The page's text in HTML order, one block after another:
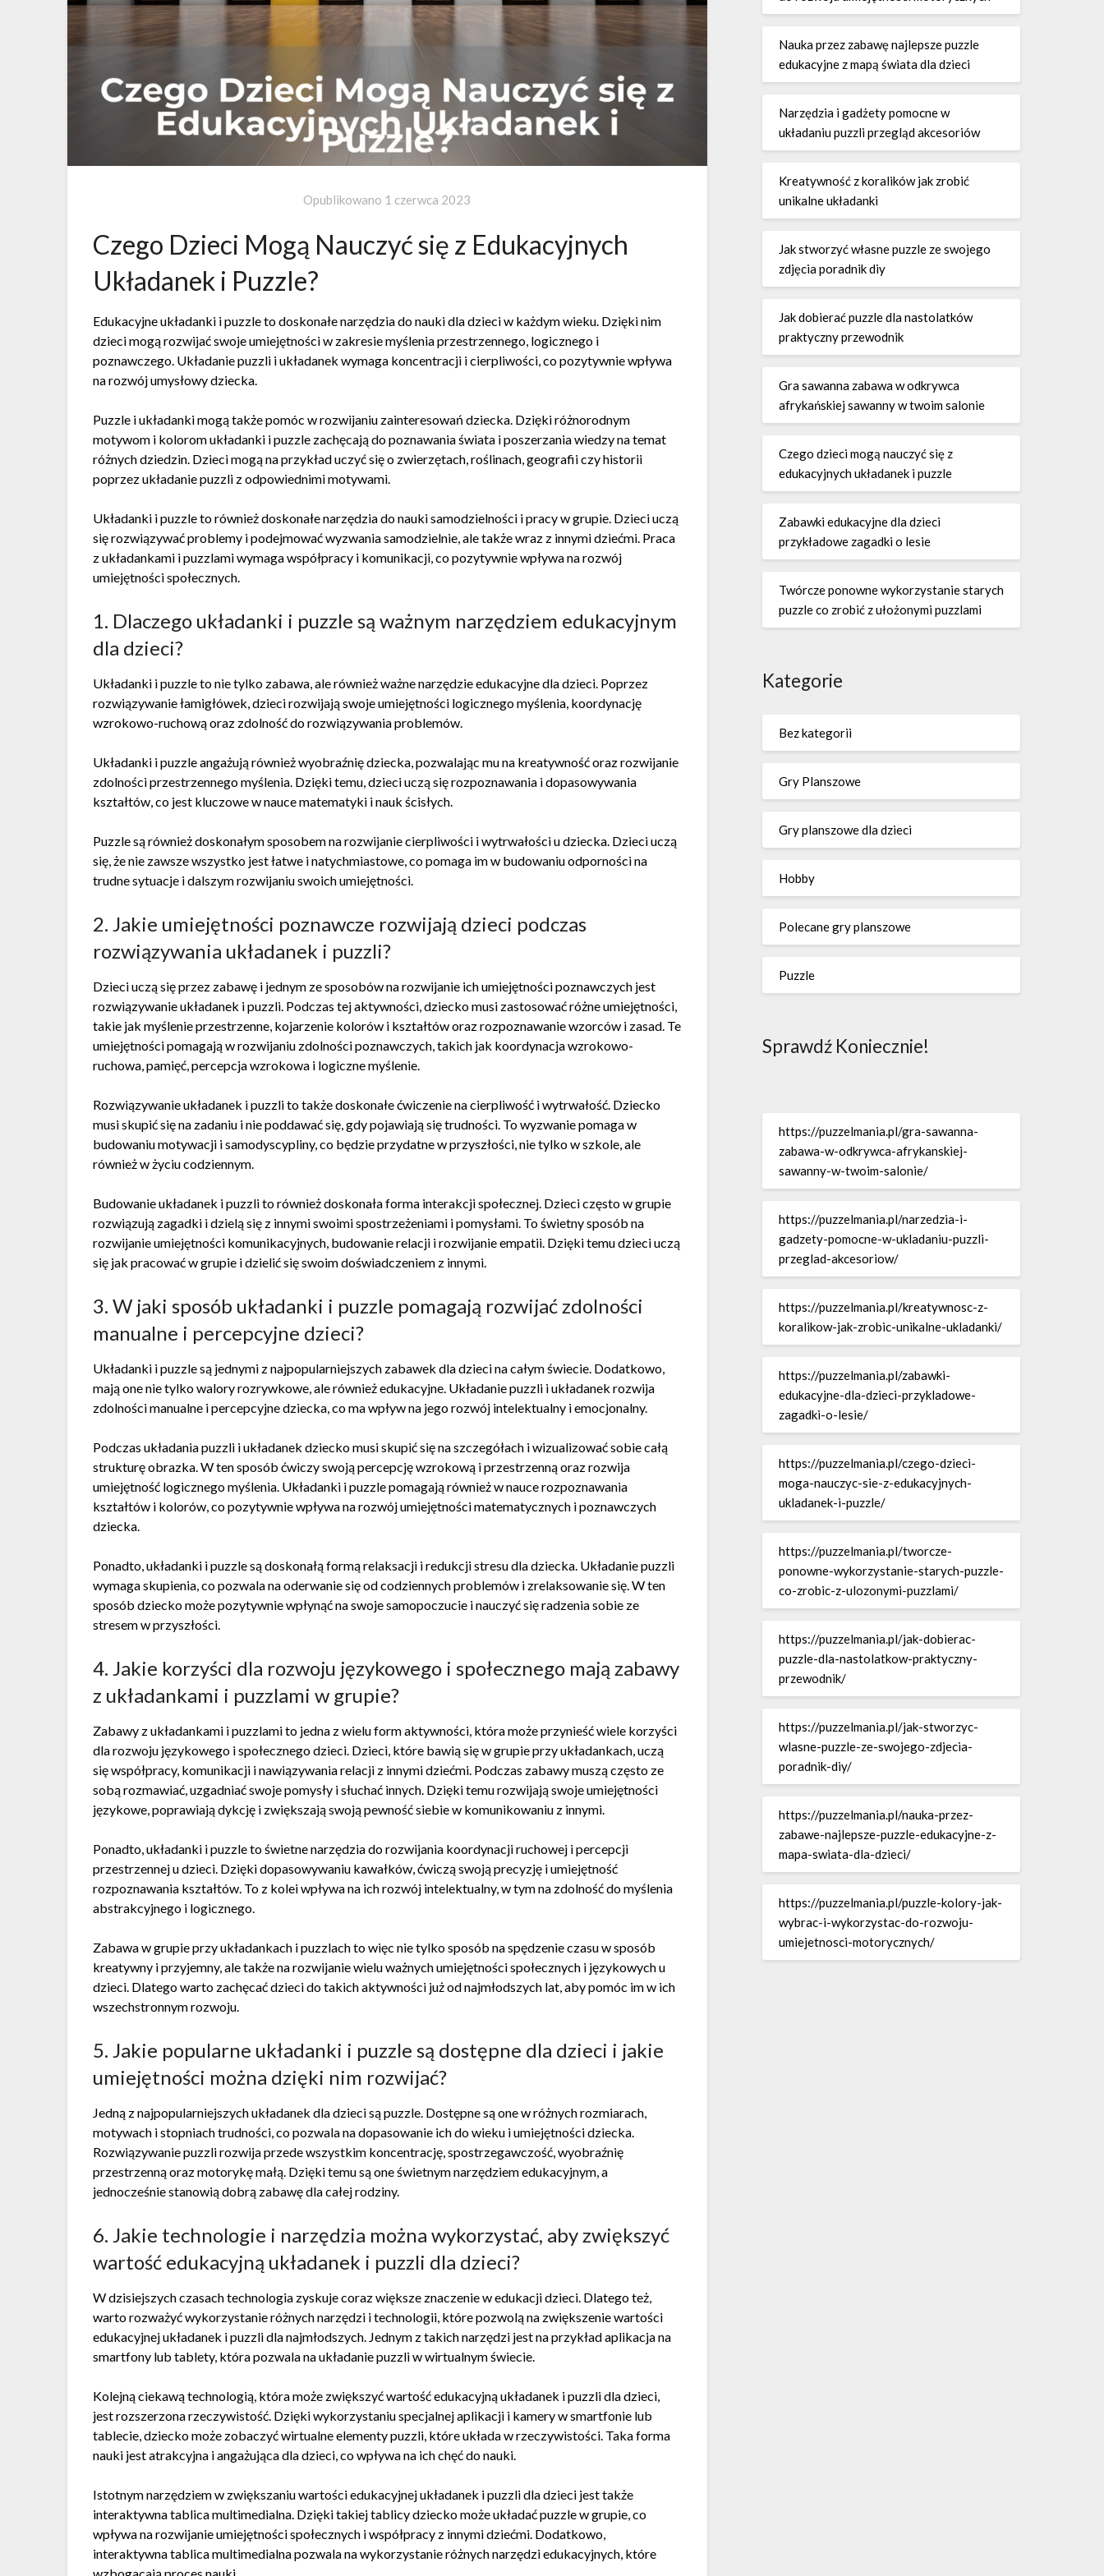
Opublikowano 1 czerwca 2023
Czego Dzieci Mogą Nauczyć się z Edukacyjnych
Układanek i Puzzle?
Edukacyjne układanki i puzzle to doskonałe narzędzia do nauki dla dzieci w każdym wieku. Dzięki nim
dzieci mogą rozwijać swoje umiejętności w zakresie myślenia przestrzennego, logicznego i
poznawczego. Układanie puzzli i układanek wymaga koncentracji i cierpliwości, co pozytywnie wpływa
na rozwój umysłowy dziecka.
Puzzle i układanki mogą także pomóc w rozwijaniu zainteresowań dziecka. Dzięki różnorodnym
motywom i kolorom układanki i puzzle zachęcają do poznawania świata i poszerzania wiedzy na temat
różnych dziedzin. Dzieci mogą na przykład uczyć się o zwierzętach, roślinach, geografii czy historii
poprzez układanie puzzli z odpowiednimi motywami.
Układanki i puzzle to również doskonałe narzędzia do nauki samodzielności i pracy w grupie. Dzieci uczą
się rozwiązywać problemy i podejmować wyzwania samodzielnie, ale także wraz z innymi dziećmi. Praca
z układankami i puzzlami wymaga współpracy i komunikacji, co pozytywnie wpływa na rozwój
umiejętności społecznych.
1. Dlaczego układanki i puzzle są ważnym narzędziem edukacyjnym
dla dzieci?
Układanki i puzzle to nie tylko zabawa, ale również ważne narzędzie edukacyjne dla dzieci. Poprzez
rozwiązywanie łamigłówek, dzieci rozwijają swoje umiejętności logicznego myślenia, koordynację
wzrokowo-ruchową oraz zdolność do rozwiązywania problemów.
Układanki i puzzle angażują również wyobraźnię dziecka, pozwalając mu na kreatywność oraz rozwijanie
zdolności przestrzennego myślenia. Dzięki temu, dzieci uczą się rozpoznawania i dopasowywania
kształtów, co jest kluczowe w nauce matematyki i nauk ścisłych.
Puzzle są również doskonałym sposobem na rozwijanie cierpliwości i wytrwałości u dziecka. Dzieci uczą
się, że nie zawsze wszystko jest łatwe i natychmiastowe, co pomaga im w budowaniu odporności na
trudne sytuacje i dalszym rozwijaniu swoich umiejętności.
2. Jakie umiejętności poznawcze rozwijają dzieci podczas
rozwiązywania układanek i puzzli?
Dzieci uczą się przez zabawę i jednym ze sposobów na rozwijanie ich umiejętności poznawczych jest
rozwiązywanie układanek i puzzli. Podczas tej aktywności, dziecko musi zastosować różne umiejętności,
takie jak myślenie przestrzenne, kojarzenie kolorów i kształtów oraz rozpoznawanie wzorców i zasad. Te
umiejętności pomagają w rozwijaniu zdolności poznawczych, takich jak koordynacja wzrokowo-
ruchowa, pamięć, percepcja wzrokowa i logiczne myślenie.
Rozwiązywanie układanek i puzzli to także doskonałe ćwiczenie na cierpliwość i wytrwałość. Dziecko
musi skupić się na zadaniu i nie poddawać się, gdy pojawiają się trudności. To wyzwanie pomaga w
budowaniu motywacji i samodyscypliny, co będzie przydatne w przyszłości, nie tylko w szkole, ale
również w życiu codziennym.
Budowanie układanek i puzzli to również doskonała forma interakcji społecznej. Dzieci często w grupie
rozwiązują zagadki i dzielą się z innymi swoimi spostrzeżeniami i pomysłami. To świetny sposób na
rozwijanie umiejętności komunikacyjnych, budowanie relacji i rozwijanie empatii. Dzięki temu dzieci uczą
się jak pracować w grupie i dzielić się swoim doświadczeniem z innymi.
3. W jaki sposób układanki i puzzle pomagają rozwijać zdolności
manualne i percepcyjne dzieci?
Układanki i puzzle są jednymi z najpopularniejszych zabawek dla dzieci na całym świecie. Dodatkowo,
mają one nie tylko walory rozrywkowe, ale również edukacyjne. Układanie puzzli i układanek rozwija
zdolności manualne i percepcyjne dziecka, co ma wpływ na jego rozwój intelektualny i emocjonalny.
Podczas układania puzzli i układanek dziecko musi skupić się na szczegółach i wizualizować sobie całą
strukturę obrazka. W ten sposób ćwiczy swoją percepcję wzrokową i przestrzenną oraz rozwija
umiejętność logicznego myślenia. Układanki i puzzle pomagają również w nauce rozpoznawania
kształtów i kolorów, co pozytywnie wpływa na rozwój umiejętności matematycznych i poznawczych
dziecka.
Ponadto, układanki i puzzle są doskonałą formą relaksacji i redukcji stresu dla dziecka. Układanie puzzli
wymaga skupienia, co pozwala na oderwanie się od codziennych problemów i zrelaksowanie się. W ten
sposób dziecko może pozytywnie wpłynąć na swoje samopoczucie i nauczyć się radzenia sobie ze
stresem w przyszłości.
4. Jakie korzyści dla rozwoju językowego i społecznego mają zabawy
z układankami i puzzlami w grupie?
Zabawy z układankami i puzzlami to jedna z wielu form aktywności, która może przynieść wiele korzyści
dla rozwoju językowego i społecznego dzieci. Dzieci, które bawią się w grupie przy układankach, uczą
się współpracy, komunikacji i nawiązywania relacji z innymi dziećmi. Podczas zabawy muszą często ze
sobą rozmawiać, uzgadniać swoje pomysły i słuchać innych. Dzięki temu rozwijają swoje umiejętności
językowe, poprawiają dykcję i zwiększają swoją pewność siebie w komunikowaniu z innymi.
Ponadto, układanki i puzzle to świetne narzędzia do rozwijania koordynacji ruchowej i percepcji
przestrzennej u dzieci. Dzięki dopasowywaniu kawałków, ćwiczą swoją precyzję i umiejętność
rozpoznawania kształtów. To z kolei wpływa na ich rozwój intelektualny, w tym na zdolność do myślenia
abstrakcyjnego i logicznego.
Zabawa w grupie przy układankach i puzzlach to więc nie tylko sposób na spędzenie czasu w sposób
kreatywny i przyjemny, ale także na rozwijanie wielu ważnych umiejętności społecznych i językowych u
dzieci. Dlatego warto zachęcać dzieci do takich aktywności już od najmłodszych lat, aby pomóc im w ich
wszechstronnym rozwoju.
5. Jakie popularne układanki i puzzle są dostępne dla dzieci i jakie
umiejętności można dzięki nim rozwijać?
Jedną z najpopularniejszych układanek dla dzieci są puzzle. Dostępne są one w różnych rozmiarach,
motywach i stopniach trudności, co pozwala na dopasowanie ich do wieku i umiejętności dziecka.
Rozwiązywanie puzzli rozwija przede wszystkim koncentrację, spostrzegawczość, wyobraźnię
przestrzenną oraz motorykę małą. Dzięki temu są one świetnym narzędziem edukacyjnym, a
jednocześnie stanowią dobrą zabawę dla całej rodziny.
6. Jakie technologie i narzędzia można wykorzystać, aby zwiększyć
wartość edukacyjną układanek i puzzli dla dzieci?
W dzisiejszych czasach technologia zyskuje coraz większe znaczenie w edukacji dzieci. Dlatego też,
warto rozważyć wykorzystanie różnych narzędzi i technologii, które pozwolą na zwiększenie wartości
edukacyjnej układanek i puzzli dla najmłodszych. Jednym z takich narzędzi jest na przykład aplikacja na
smartfony lub tablety, która pozwala na układanie puzzli w wirtualnym świecie.
Kolejną ciekawą technologią, która może zwiększyć wartość edukacyjną układanek i puzzli dla dzieci,
jest rozszerzona rzeczywistość. Dzięki wykorzystaniu specjalnej aplikacji i kamery w smartfonie lub
tablecie, dziecko może zobaczyć wirtualne elementy puzzli, które układa w rzeczywistości. Taka forma
nauki jest atrakcyjna i angażująca dla dzieci, co wpływa na ich chęć do nauki.
Istotnym narzędziem w zwiększaniu wartości edukacyjnej układanek i puzzli dla dzieci jest także
interaktywna tablica multimedialna. Dzięki takiej tablicy dziecko może układać puzzle w grupie, co
wpływa na rozwijanie umiejętności społecznych i współpracy z innymi dziećmi. Dodatkowo,
interaktywna tablica multimedialna pozwala na wykorzystanie różnych narzędzi edukacyjnych, które
Nauka przez zabawę najlepsze puzzle
edukacyjne z mapą świata dla dzieci
Narzędzia i gadżety pomocne w
układaniu puzzli przegląd akcesoriów
Kreatywność z koralików jak zrobić
unikalne układanki
Jak stworzyć własne puzzle ze swojego
zdjęcia poradnik diy
Jak dobierać puzzle dla nastolatków
praktyczny przewodnik
Gra sawanna zabawa w odkrywca
afrykańskiej sawanny w twoim salonie
Czego dzieci mogą nauczyć się z
edukacyjnych układanek i puzzle
Zabawki edukacyjne dla dzieci
przykładowe zagadki o lesie
Twórcze ponowne wykorzystanie starych
puzzle co zrobić z ułożonymi puzzlami
Kategorie
Bez kategorii
Gry Planszowe
Gry planszowe dla dzieci
Hobby
Polecane gry planszowe
Puzzle
Sprawdź Koniecznie!
https://puzzelmania.pl/gra-sawanna-
zabawa-w-odkrywca-afrykanskiej-
sawanny-w-twoim-salonie/
https://puzzelmania.pl/narzedzia-i-
gadzety-pomocne-w-ukladaniu-puzzli-
przeglad-akcesoriow/
https://puzzelmania.pl/kreatywnosc-z-
koralikow-jak-zrobic-unikalne-ukladanki/
https://puzzelmania.pl/zabawki-
edukacyjne-dla-dzieci-przykladowe-
zagadki-o-lesie/
https://puzzelmania.pl/czego-dzieci-
moga-nauczyc-sie-z-edukacyjnych-
ukladanek-i-puzzle/
https://puzzelmania.pl/tworcze-
ponowne-wykorzystanie-starych-puzzle-
co-zrobic-z-ulozonymi-puzzlami/
https://puzzelmania.pl/jak-dobierac-
puzzle-dla-nastolatkow-praktyczny-
przewodnik/
https://puzzelmania.pl/jak-stworzyc-
wlasne-puzzle-ze-swojego-zdjecia-
poradnik-diy/
https://puzzelmania.pl/nauka-przez-
zabawe-najlepsze-puzzle-edukacyjne-z-
mapa-swiata-dla-dzieci/
https://puzzelmania.pl/puzzle-kolory-jak-
wybrac-i-wykorzystac-do-rozwoju-
umiejetnosci-motorycznych/